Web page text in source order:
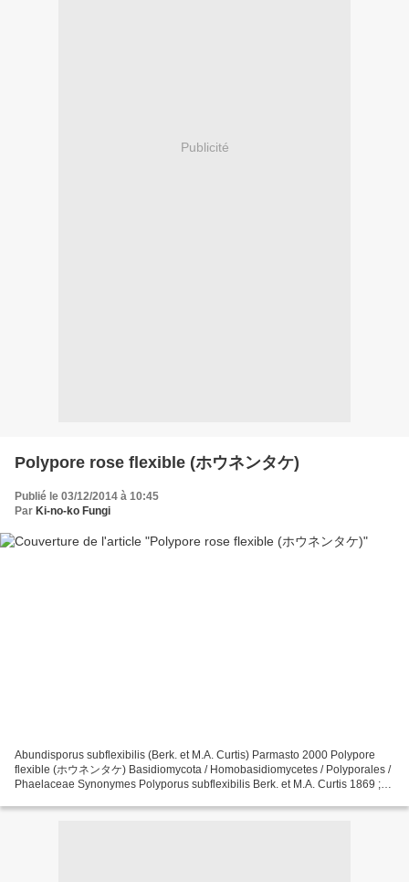
Publicité
Polypore rose flexible (ホウネンタケ)
Publié le 03/12/2014 à 10:45
Par Ki-no-ko Fungi
Abundisporus subflexibilis (Berk. et M.A. Curtis) Parmasto 2000 Polypore
flexible (ホウネンタケ) Basidiomycota / Homobasidiomycetes / Polyporales /
Phaelaceae Synonymes Polyporus subflexibilis Berk. et M.A. Curtis 1869 ;